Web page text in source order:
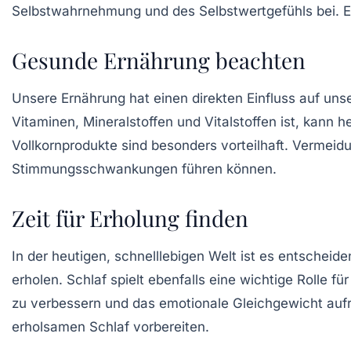
Selbstwahrnehmung und des Selbstwertgefühls
Gesunde Ernährung beachten
Unsere Ernährung hat einen direkten Einfluss auf
Vitaminen, Mineralstoffen und Vitalstoffen ist, kann
Vollkornprodukte sind besonders vorteilhaft.
Stimmungsschwankungen führen können.
Zeit für Erholung finden
In der heutigen, schnelllebigen Welt ist es
erholen. Schlaf spielt ebenfalls eine wichtige Rolle
zu verbessern und das emotionale Gleichgewicht
erholsamen Schlaf vorbereiten.